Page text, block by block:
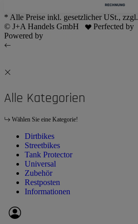
* Alle Preise inkl. gesetzlicher USt., zzgl.
© J+A Handels GmbH
Perfected by
Powered by
Alle Kategorien
Wählen Sie eine Kategorie!
Dirtbikes
Streetbikes
Tank Protector
Universal
Zubehör
Restposten
Informationen